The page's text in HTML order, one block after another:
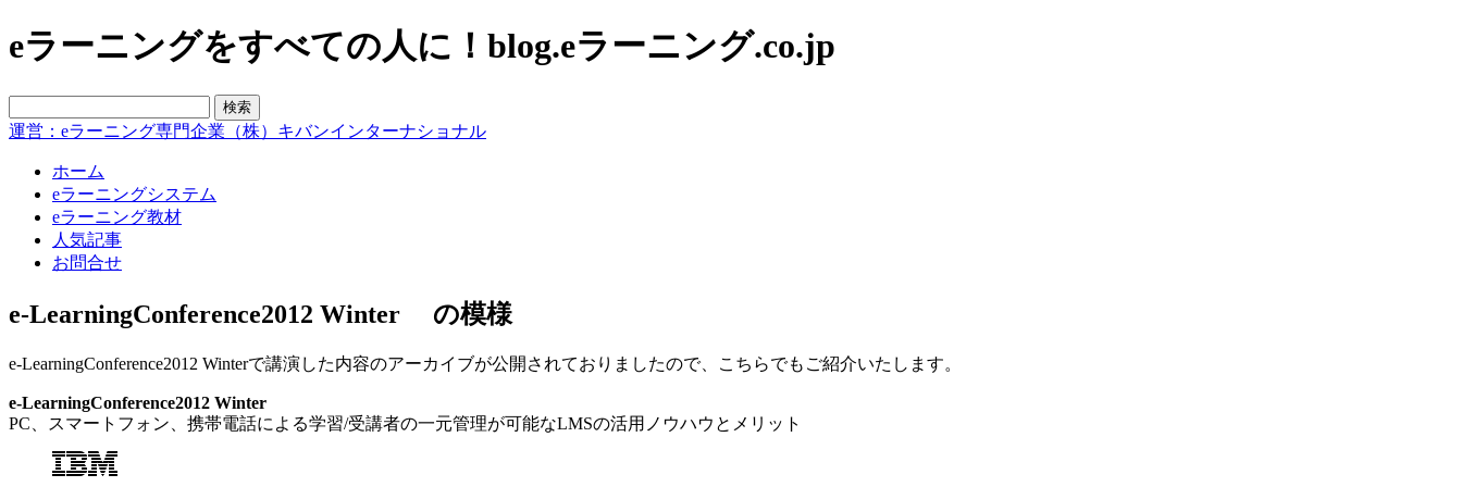
eラーニングをすべての人に！blog.eラーニング.co.jp
運営：eラーニング専門企業（株）キバンインターナショナル
ホーム
eラーニングシステム
eラーニング教材
人気記事
お問合せ
e-LearningConference2012 Winter の模様
e-LearningConference2012 Winterで講演した内容のアーカイブが公開されておりましたので、こちらでもご紹介いたします。
e-LearningConference2012 Winter
PC、スマートフォン、携帯電話による学習/受講者の一元管理が可能なLMSの活用ノウハウとメリット